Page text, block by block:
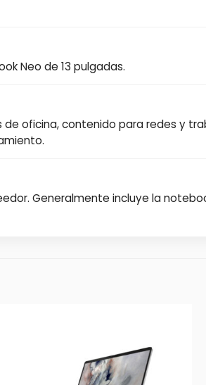
Neo de 13 pulgadas.
de oficina, contenido para redes y
Generalmente incluye la